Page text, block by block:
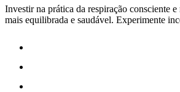
Investir na prática da respiração consciente
mais equilibrada e saudável. Experimente